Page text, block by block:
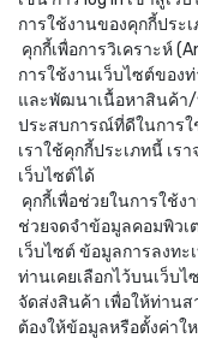
การใช้งานของคุกกี้ประ
คุกกี้เพื่อการวิเคราะห์
การใช้งานเว็บไซต์ของ
และพัฒนาเนื้อหาสินค้า/
ประสบการณ์ที่ดีในการใ
เราใช้คุกกี้ประเภทนี้ เร
เว็บไซต์ได้
คุกกี้เพื่อช่วยในการใช้ง
ช่วยจดจำข้อมูลคอมพิว
เว็บไซต์ ข้อมูลการลงทะ
ท่านเคยเลือกไว้บนเว็บ
จัดส่งสินค้า เพื่อให้ท่าน
ต้องให้ข้อมูลหรือตั้งค่าใ